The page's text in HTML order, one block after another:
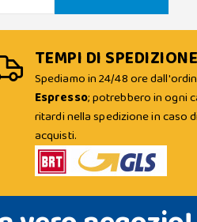
TEMPI DI SPEDIZIONE
Spediamo in 24/48 ore
Espresso; potrebbero in ogni
ritardi nella spedizione in caso
acquisti.